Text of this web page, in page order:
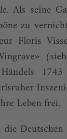
Als seine
zu
Floris
1743
Leben frei.